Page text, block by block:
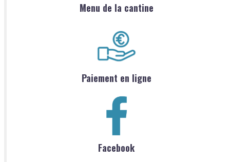
Menu de la cantine
Paiement en ligne
Facebook